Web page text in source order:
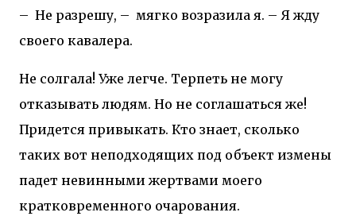
– Не разрешу, – мягко возразила я. – Я жду
своего кавалера.
Не солгала! Уже легче. Терпеть не могу
отказывать людям. Но не соглашаться же!
Придется привыкать. Кто знает, сколько
таких вот неподходящих под объект измены
падет невинными жертвами моего
кратковременного очарования.